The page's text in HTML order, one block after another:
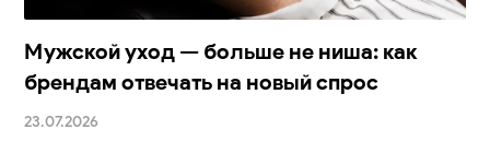
Мужской уход — больше не ниша: как
брендам отвечать на новый спрос
23.07.2026